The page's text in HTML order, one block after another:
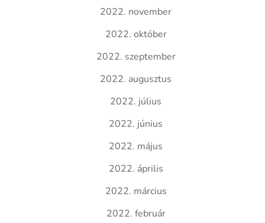
2022. november
2022. október
2022. szeptember
2022. augusztus
2022. július
2022. június
2022. május
2022. április
2022. március
2022. február